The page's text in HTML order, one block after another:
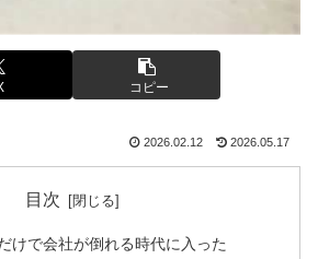
コピー
2026.02.12 2026.05.17
目次
けで会社が倒れる時代に入った